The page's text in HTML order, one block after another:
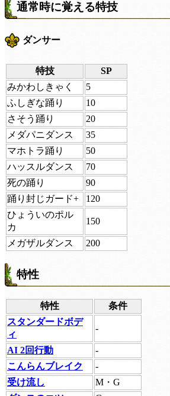
通常時に覚える特技
ダンサー
特技
SP
みかわしきゃく
5
ふしぎな踊り
10
さそう踊り
20
メダパニダンス
35
マホトラ踊り
50
ハッスルダンス
70
死の踊り
90
踊り封じガード+
120
ひょういのポル
カ
150
メガザルダンス 200
特性
特性
条件
スタンダードボデ
ィ
-
AI 2回行動
-
こんらんブレイク
-
受け流し
M・G